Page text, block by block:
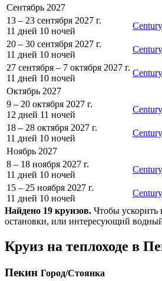
Сентябрь 2027
13 – 23 сентября 2027 г.
11 дней 10 ночей
20 – 30 сентября 2027 г.
11 дней 10 ночей
27 сентября – 7 октября 2027 г.
11 дней 10 ночей
Октябрь 2027
9 – 20 октября 2027 г.
12 дней 11 ночей
18 – 28 октября 2027 г.
11 дней 10 ночей
Ноябрь 2027
8 – 18 ноября 2027 г.
11 дней 10 ночей
15 – 25 ноября 2027 г.
11 дней 10 ночей
Найдено 19 круизов. Чтобы ускорить
остановки, или интересующий
Круиз на теплоходе в
Пекин Город/Стоянка